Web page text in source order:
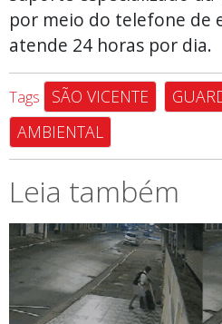
por meio do telefone de
atende 24 horas por dia.
Tags SÃO VICENTE
AMBIENTAL
Leia também